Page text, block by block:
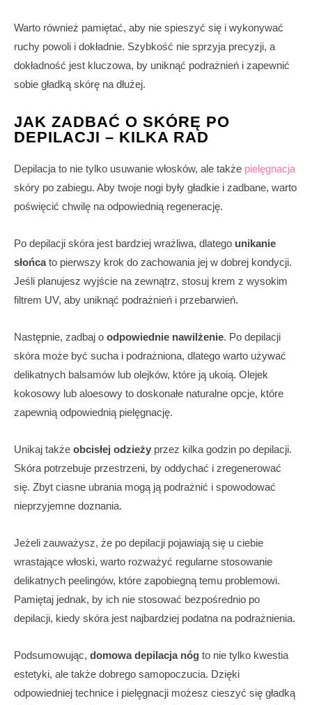
Warto również pamiętać, aby nie spieszyć się i wykonywać
ruchy powoli i dokładnie. Szybkość nie sprzyja precyzji, a
dokładność jest kluczowa, by uniknąć podrażnień i zapewnić
sobie gładką skórę na dłużej.
JAK ZADBAĆ O SKÓRĘ PO
DEPILACJI – KILKA RAD
Depilacja to nie tylko usuwanie włosków, ale także pielęgnacja
skóry po zabiegu. Aby twoje nogi były gładkie i zadbane, warto
poświęcić chwilę na odpowiednią regenerację.
Po depilacji skóra jest bardziej wrażliwa, dlatego unikanie
słońcato pierwszy krok do zachowania jej w dobrej kondycji.
Jeśli planujesz wyjście na zewnątrz, stosuj krem z wysokim
filtrem UV, aby uniknąć podrażnień i przebarwień.
Następnie, zadbaj o odpowiednie nawilżenie. Po depilacji
skóra może być sucha i podrażniona, dlatego warto używać
delikatnych balsamów lub olejków, które ją ukoią. Olejek
kokosowy lub aloesowy to doskonałe naturalne opcje, które
zapewnią odpowiednią pielęgnację.
Unikaj także obcisłej odzieży przez kilka godzin po depilacji.
Skóra potrzebuje przestrzeni, by oddychać i zregenerować
się. Zbyt ciasne ubrania mogą ją podrażnić i spowodować
nieprzyjemne doznania.
Jeżeli zauważysz, że po depilacji pojawiają się u ciebie
wrastające włoski, warto rozważyć regularne stosowanie
delikatnych peelingów, które zapobiegną temu problemowi.
Pamiętaj jednak, by ich nie stosować bezpośrednio po
depilacji, kiedy skóra jest najbardziej podatna na podrażnienia.
Podsumowując, domowa depilacja nóg to nie tylko kwestia
estetyki, ale także dobrego samopoczucia. Dzięki
odpowiedniej technice i pielęgnacji możesz cieszyć się gładką